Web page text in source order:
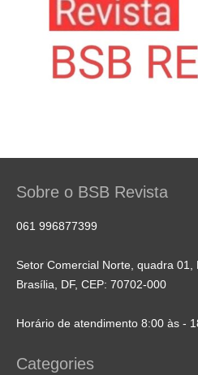
Sobre o BSB Revista
061 996877399
Setor Comercial Norte, quadra 01,
Brasília, DF, CEP: 70702-000
Horário de atendimento 8:00 às -
Categories